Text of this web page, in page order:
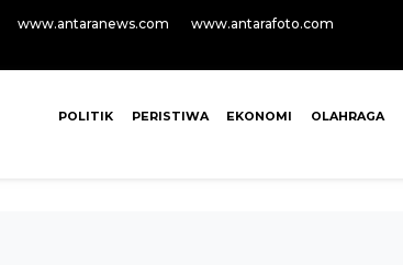
www.antaranews.com
www.antarafoto.com
POLITIK PERISTIWA EKONOMI OLAHRAGA